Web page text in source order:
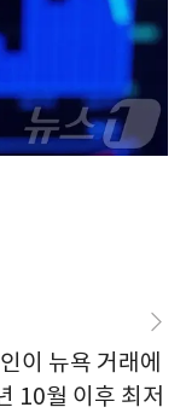
이 뉴욕 거래에
10월 이후 최저